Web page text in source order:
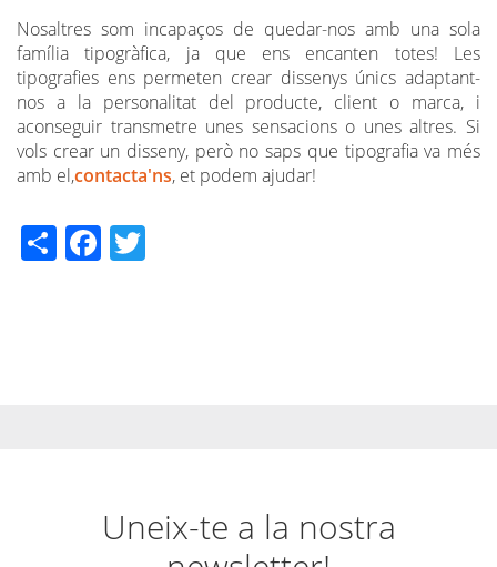
Nosaltres som incapaços de quedar-nos amb una sola
família tipogràfica, ja que ens encanten totes! Les
tipografies ens permeten crear dissenys únics adaptant-
nos a la personalitat del producte, client o marca, i
aconseguir transmetre unes sensacions o unes altres. Si
vols crear un disseny, però no saps que tipografia va més
amb el,contacta'ns, et podem ajudar!
ShareFacebook
Uneix-te a la nostra